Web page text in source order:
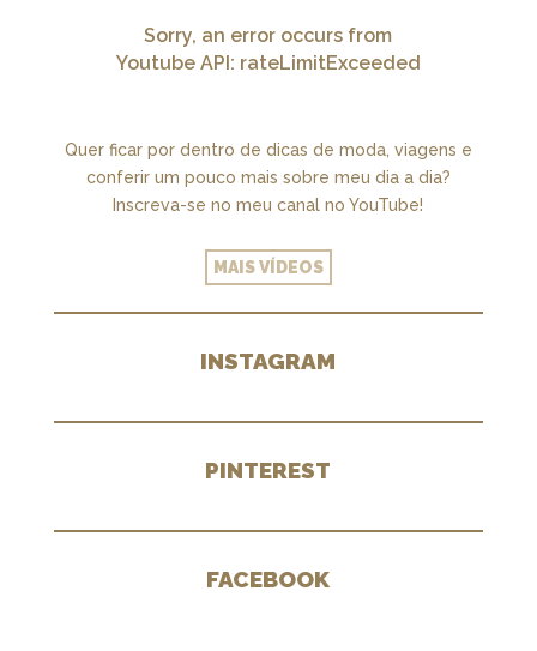
Sorry, an error occurs from
Youtube API: rateLimitExceeded
Quer ficar por dentro de dicas de moda, viagens e
conferir um pouco mais sobre meu dia a dia?
Inscreva-se no meu canal no YouTube!
MAIS VÍDEOS
INSTAGRAM
PINTEREST
FACEBOOK